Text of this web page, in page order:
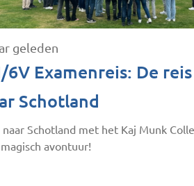
geleden
6V Examenreis: De reis
Schotland
naar Schotland met het Kaj Munk
avontuur!